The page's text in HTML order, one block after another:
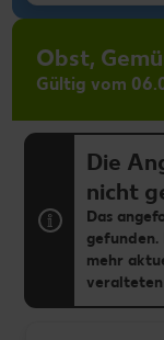
Obst,
Gültig vom
Die
nicht
Das
mehr